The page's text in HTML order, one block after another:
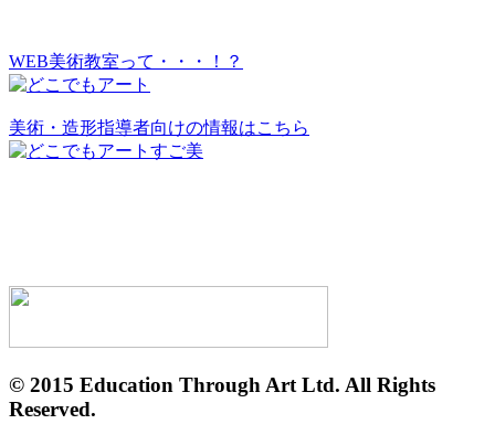
WEB美術教室って・・・！？
美術・造形指導者向けの情報はこちら
© 2015 Education Through Art Ltd. All Rights
Reserved.